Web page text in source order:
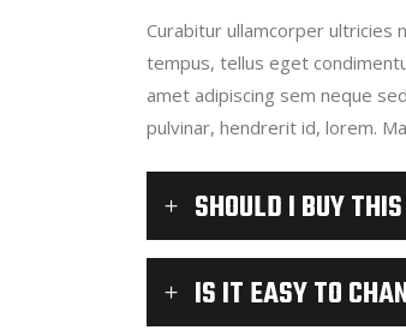
Curabitur ullamcorper ultricies
tempus, tellus eget
amet adipiscing sem neque
pulvinar, hendrerit id, lorem.
SHOULD I BUY
IS IT EASY TO